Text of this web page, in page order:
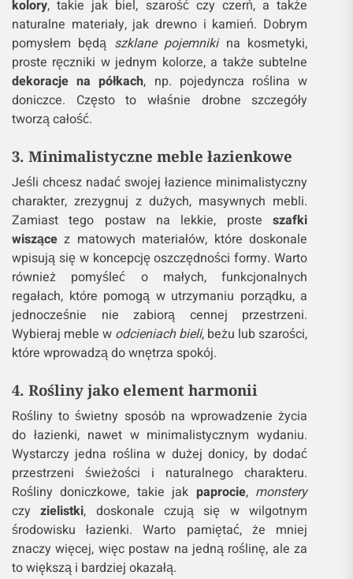
kolory, takie jak biel, szarość czy czerń, a także
naturalne materiały, jak drewno i kamień. Dobrym
pomysłem będą szklane pojemnikina kosmetyki,
proste ręczniki w jednym kolorze, a także subtelne
dekoracje na półkach, np. pojedyncza roślina w
doniczce. Często to właśnie drobne szczegóły
tworzą całość.
3. Minimalistyczne meble łazienkowe
Jeśli chcesz nadać swojej łazience minimalistyczny
charakter, zrezygnuj z dużych, masywnych mebli.
Zamiast tego postaw na lekkie, prosteszafki
wiszące z matowych materiałów, które doskonale
wpisują się w koncepcję oszczędności formy. Warto
również pomyśleć o małych, funkcjonalnych
regałach, które pomogą w utrzymaniu porządku, a
jednocześnie nie zabiorą cennej przestrzeni.
Wybieraj meble w odcieniach bieli, beżu lub szarości,
które wprowadzą do wnętrza spokój.
4. Rośliny jako element harmonii
Rośliny to świetny sposób na wprowadzenie życia
do łazienki, nawet w minimalistycznym wydaniu.
Wystarczy jedna roślina w dużej donicy, by dodać
przestrzeni świeżości i naturalnego charakteru.
Rośliny doniczkowe, takie jak paprocie, monstery
czyzielistki, doskonale czują się w wilgotnym
środowisku łazienki. Warto pamiętać, że mniej
znaczy więcej, więc postaw na jedną roślinę, ale za
to większą i bardziej okazałą.